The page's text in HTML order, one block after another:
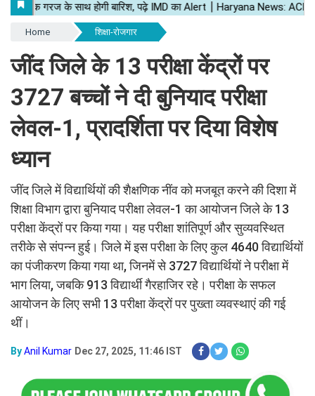
Home शिक्षा-रोजगार
जींद जिले के 13 परीक्षा केंद्रों पर
3727 बच्चों ने दी बुनियाद परीक्षा
लेवल-1, प्रादर्शिता पर दिया विशेष
ध्यान
जींद जिले में विद्यार्थियों की शैक्षणिक नींव को मजबूत करने की दिशा में
शिक्षा विभाग द्वारा बुनियाद परीक्षा लेवल-1 का आयोजन जिले के 13
परीक्षा केंद्रों पर किया गया। यह परीक्षा शांतिपूर्ण और सुव्यवस्थित
तरीके से संपन्न हुई। जिले में इस परीक्षा के लिए कुल 4640 विद्यार्थियों
का पंजीकरण किया गया था, जिनमें से 3727 विद्यार्थियों ने परीक्षा में
भाग लिया, जबकि 913 विद्यार्थी गैरहाजिर रहे। परीक्षा के सफल
आयोजन के लिए सभी 13 परीक्षा केंद्रों पर पुख्ता व्यवस्थाएं की गई
थीं।
ByAnil Kumar Dec 27, 2025, 11:46 IST